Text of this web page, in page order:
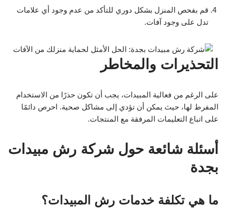
قم بفحص المنزل بشكل دوري للتأكد من عدم وجود أي علامات
تدل على وجود آفات.
التحذيرات والمخاطر
على الرغم من فعالية المبيدات، يجب أن تكون حذرًا من الاستخدام
المفرط لها، حيث يمكن أن تؤدي إلى مشاكل صحية. احرص دائمًا
على اتباع التعليمات المرفقة مع المنتجات.
أسئلة شائعة حول شركة رش مبيدات
بجدة
ما هي تكلفة خدمات رش المبيدات؟